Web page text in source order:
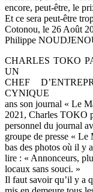
encore, peut-être, le
Et ce sera peut-être
Cotonou, le 26 Août
Philippe
CHARLES TOKO
UN
CHEF
CYNIQUE
ans son journal « Le
2021, Charles TOKO
personnel du journal
groupe de presse «
bas des photos où il y
lire : « Annonceurs,
locaux sans souci. »
Il faut savoir qu’il y a